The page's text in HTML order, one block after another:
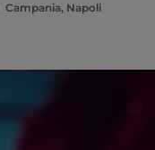
Campania, Napoli